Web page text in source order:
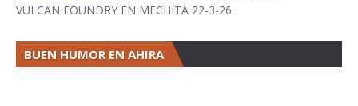
VULCAN FOUNDRY EN MECHITA 22-3-26
BUEN HUMOR EN AHIRA